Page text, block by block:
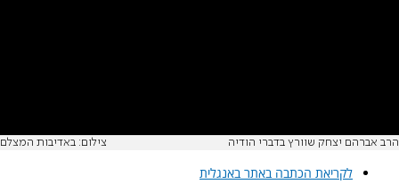
הרב אברהם יצחק שוורץ בדברי הודיה צילום: באדיבות המצלם
לקריאת הכתבה באתר באנגלית